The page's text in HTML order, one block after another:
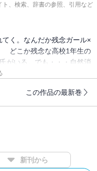
、検索、辞書の参照、引用など
く。なんだか残念ガール×
どこか残念な高校1年生の
がいる。でも・・・自然消
の前にミステリー男子「丹
この作品の最新巻
新刊から